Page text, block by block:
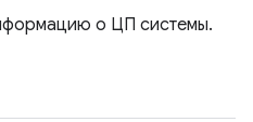
о ЦП системы.